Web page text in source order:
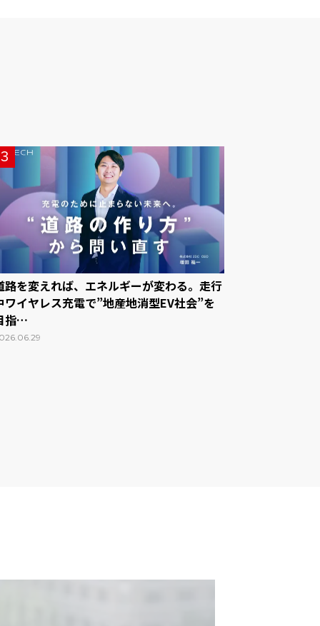
3
路を変えれば、エネルギーが変わる。走行
ワイヤレス充電で”地産地消型EV社会”を
指…